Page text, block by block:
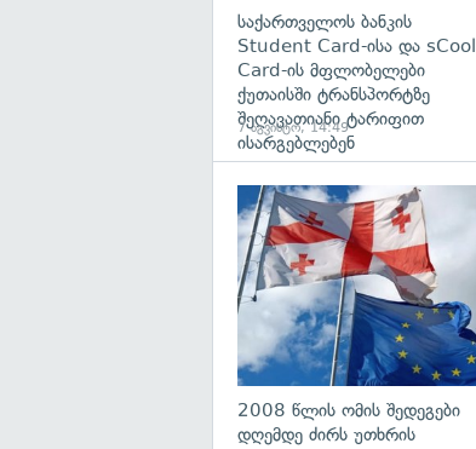
საქართველოს ბანკის
Student Card-ისა და sCool
Card-ის მფლობელები
ქუთაისში ტრანსპორტზე
შეღავათიანი ტარიფით
ისარგებლებენ
7 აგვისტო, 14:49
2008 წლის ომის შედეგები
დღემდე ძირს უთხრის